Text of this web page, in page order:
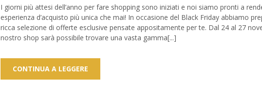
I giorni più attesi dell’anno per fare shopping sono iniziati e noi siamo pronti a
esperienza d’acquisto più unica che mai! In occasione del Black Friday abbiamo
ricca selezione di offerte esclusive pensate appositamente per te. Dal 24 al 27
nostro shop sarà possibile trovare una vasta gamma[...]
CONTINUA A LEGGERE